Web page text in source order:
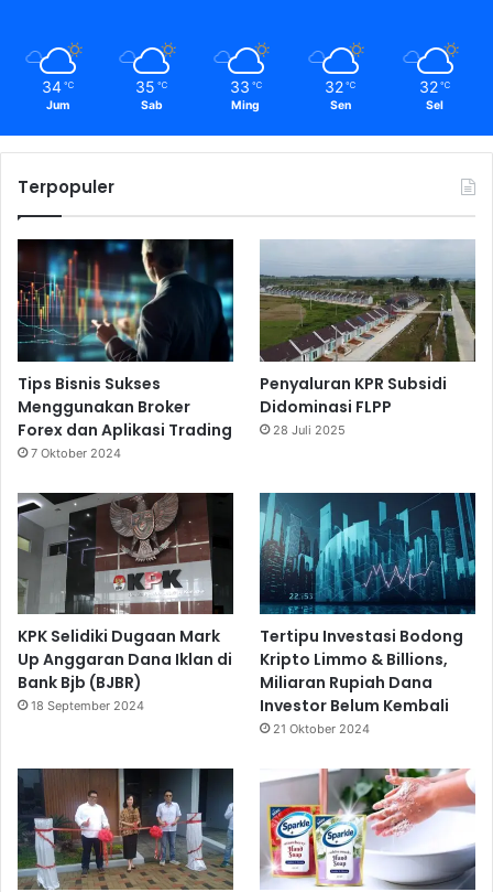
34 ℃
Jum
35 ℃
Sab
33 ℃
Ming
32 ℃
Sen
32 ℃
Sel
Terpopuler
Tips Bisnis Sukses
Menggunakan Broker
Forex dan Aplikasi Trading
7 Oktober 2024
Penyaluran KPR Subsidi
Didominasi FLPP
28 Juli 2025
KPK Selidiki Dugaan Mark
Up Anggaran Dana Iklan di
Bank Bjb (BJBR)
18 September 2024
Tertipu Investasi Bodong
Kripto Limmo & Billions,
Miliaran Rupiah Dana
Investor Belum Kembali
21 Oktober 2024